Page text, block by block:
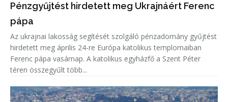
Pénzgyűjtést hirdetett meg Ukrajnáért Ferenc
pápa
Az ukrajnai lakosság segítését szolgáló pénzadomány gyűjtést
hirdetett meg április 24-re Európa katolikus templomaiban
Ferenc pápa vasárnap. A katolikus egyházfő a Szent Péter
téren összegyűlt több...